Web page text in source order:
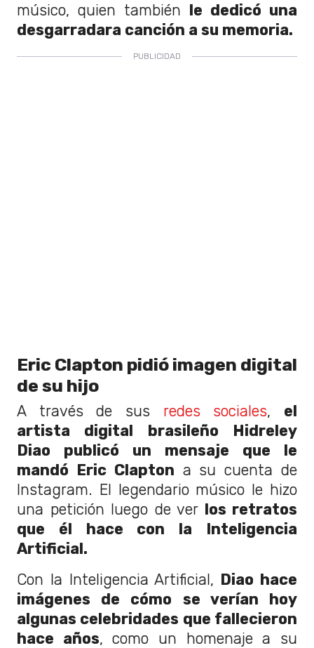
músico, quien también le dedicó una
desgarradara canción a su memoria.
Eric Clapton pidió imagen digital
de su hijo
A través de sus redes sociales, el
artista digital brasileño Hidreley
Diao publicó un mensaje que le
mandó Eric Clapton a su cuenta de
Instagram. El legendario músico le hizo
una petición luego de ver los retratos
que él hace con la Inteligencia
Artificial.
Con la Inteligencia Artificial, Diao hace
imágenes de cómo se verían hoy
algunas celebridades que fallecieron
hace años, como un homenaje a su